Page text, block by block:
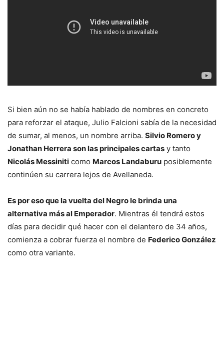
Si bien aún no se había hablado de nombres en concreto
para reforzar el ataque, Julio Falcioni sabía de la necesidad
de sumar, al menos, un nombre arriba. Silvio Romero y
Jonathan Herrera son las principales cartas y tanto
Nicolás Messiniti como Marcos Landaburu posiblemente
continúen su carrera lejos de Avellaneda.
Es por eso que la vuelta del Negro le brinda una
alternativa más al Emperador. Mientras él tendrá estos
días para decidir qué hacer con el delantero de 34 años,
comienza a cobrar fuerza el nombre de Federico González
como otra variante.